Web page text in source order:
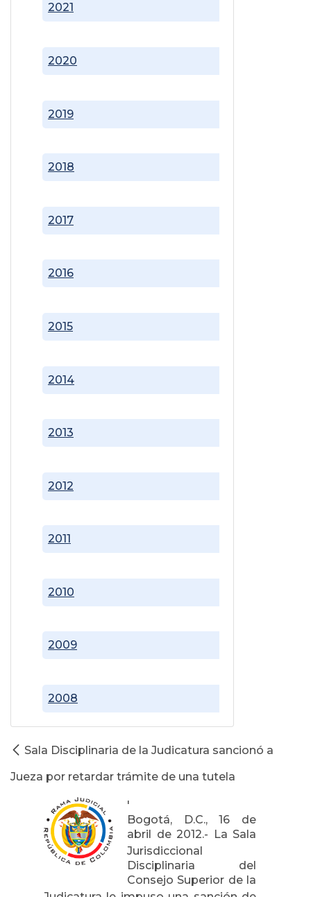
2008
2009
2010
2011
2012
2013
2014
2015
2016
2017
2018
2019
2020
2021
Sala Disciplinaria de la Judicatura sancionó a
Jueza por retardar trámite de una tutela
'
Bogotá, D.C., 16 de
abril de 2012.- La Sala
Jurisdiccional
Disciplinaria del
Consejo Superior de la